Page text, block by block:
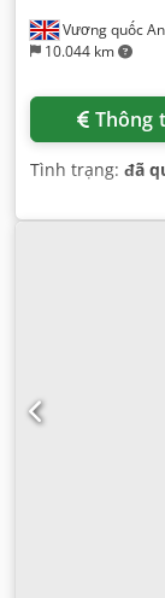
Vương quốc
10.044 km
Thông
Tình trạng: đã